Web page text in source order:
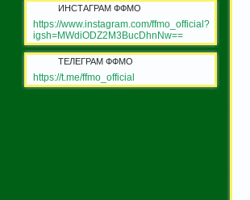
ИНСТАГРАМ ФФМО
https://www.instagram.com/ffmo_official?
igsh=MWdiODZ2M3BucDhnNw==
ТЕЛЕГРАМ ФФМО
https://t.me/ffmo_official